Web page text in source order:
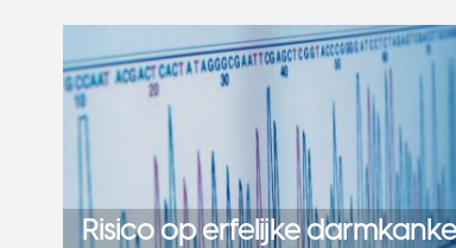
Risico op erfelijke